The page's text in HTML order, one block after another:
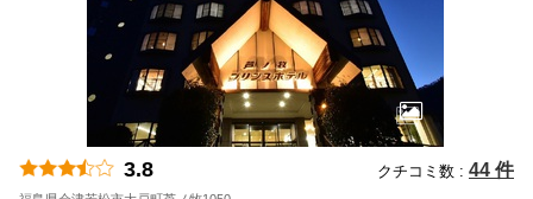
3.8 クチコミ数 : 44 件